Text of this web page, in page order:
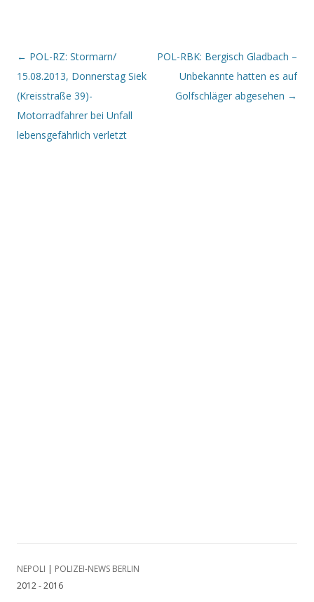
Beitrags-Navigation
← POL-RZ: Stormarn/
15.08.2013, Donnerstag Siek
(Kreisstraße 39)-
Motorradfahrer bei Unfall
lebensgefährlich verletzt
POL-RBK: Bergisch Gladbach –
Unbekannte hatten es auf
Golfschläger abgesehen →
NEPOLI | POLIZEI-NEWS BERLIN
2012 - 2016